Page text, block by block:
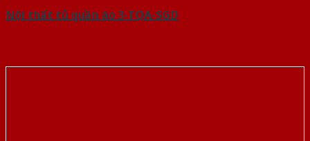
Nội thất tủ quần áo 3-TQA-SGD